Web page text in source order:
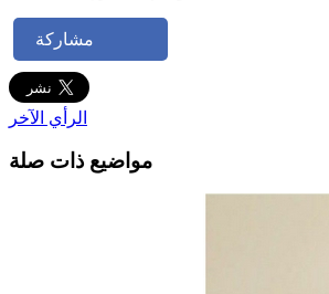
مشاركة
الرأي الآخر
مواضيع ذات صلة